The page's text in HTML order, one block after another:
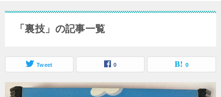
「裏技」の記事一覧
Tweet 0 0